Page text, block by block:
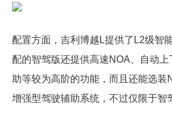
配置方面，吉利博越L提供了L2级智
配的智驾版还提供高速NOA、自动
助等较为高阶的功能，而且还能选装
增强型驾驶辅助系统，不过仅限于智